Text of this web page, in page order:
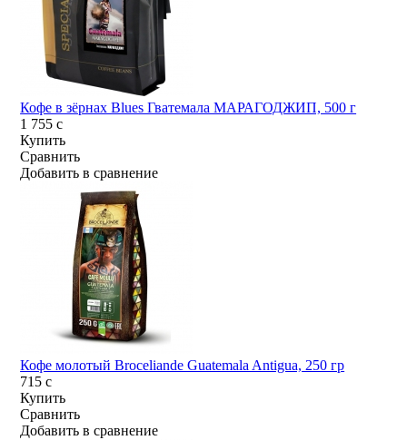
Кофе в зёрнах Blues Гватемала МАРАГОДЖИП, 500 г
1 755c
Купить
Сравнить
Добавить в сравнение
Кофе молотый Broceliande Guatemala Antigua, 250 гр
715c
Купить
Сравнить
Добавить в сравнение